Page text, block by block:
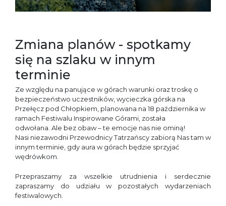
Zmiana planów - spotkamy
się na szlaku w innym
terminie
Ze względu na panujące w górach warunki oraz troskę o
bezpieczeństwo uczestników, wycieczka górska na
Przełęcz pod Chłopkiem, planowana na 18 października w
ramach Festiwalu Inspirowane Górami, została
odwołana. Ale bez obaw – te emocje nas nie ominą!
Nasi niezawodni Przewodnicy Tatrzańscy zabiorą Nas tam w
innym terminie, gdy aura w górach będzie sprzyjać
wędrówkom.
Przepraszamy za wszelkie utrudnienia i serdecznie
zapraszamy do udziału w pozostałych wydarzeniach
festiwalowych.